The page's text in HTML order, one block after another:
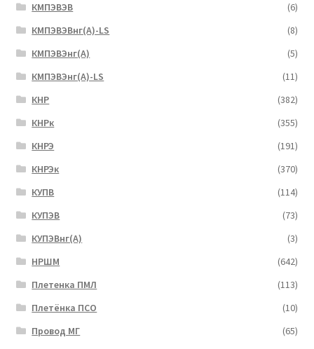
КМПЭВЭВ
(6)
КМПЭВЭВнг(А)-LS
(8)
КМПЭВЭнг(А)
(5)
КМПЭВЭнг(А)-LS
(11)
КНР
(382)
КНРк
(355)
КНРЭ
(191)
КНРЭк
(370)
КУПВ
(114)
КУПЭВ
(73)
КУПЭВнг(А)
(3)
НРШМ
(642)
Плетенка ПМЛ
(113)
Плетёнка ПСО
(10)
Провод МГ
(65)